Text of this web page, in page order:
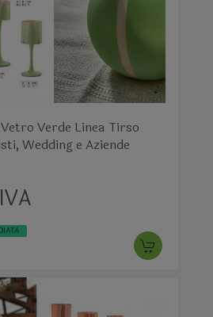
Verde Linea Tirso
Wedding e Aziende